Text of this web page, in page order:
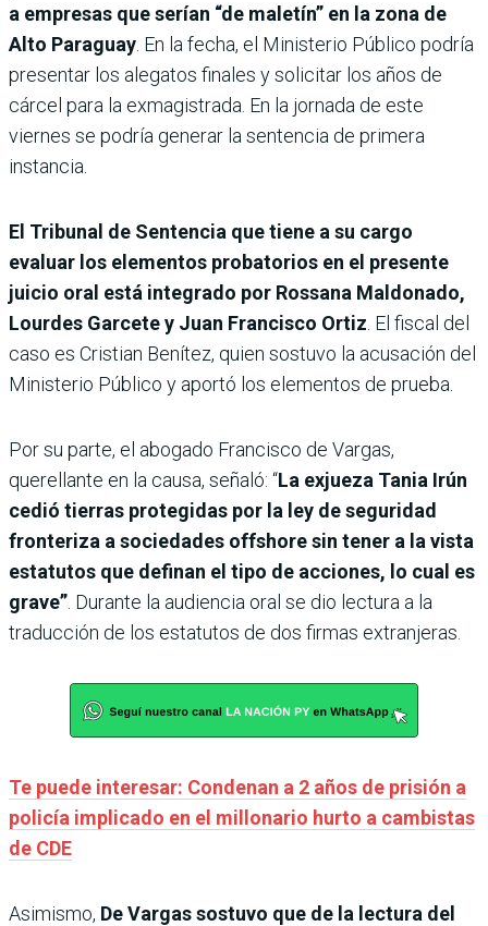
a empresas que serían “de maletín” en la zona de
Alto Paraguay . En la fecha, el Ministerio Público podría
presentar los alegatos finales y solicitar los años de
cárcel para la exmagistrada. En la jornada de este
viernes se podría generar la sentencia de primera
instancia.
El Tribunal de Sentencia que tiene a su cargo
evaluar los elementos probatorios en el presente
juicio oral está integrado por Rossana Maldonado,
Lourdes Garcete y Juan Francisco Ortiz . El fiscal del
caso es Cristian Benítez, quien sostuvo la acusación del
Ministerio Público y aportó los elementos de prueba.
Por su parte, el abogado Francisco de Vargas,
querellante en la causa, señaló: “La exjueza Tania Irún
cedió tierras protegidas por la ley de seguridad
fronteriza a sociedades offshore sin tener a la vista
estatutos que definan el tipo de acciones, lo cual es
grave” . Durante la audiencia oral se dio lectura a la
traducción de los estatutos de dos firmas extranjeras.
Te puede interesar: Condenan a 2 años de prisión a
policía implicado en el millonario hurto a cambistas
de CDE
Asimismo, De Vargas sostuvo que de la lectura del